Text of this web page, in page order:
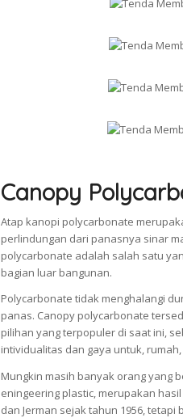
Canopy
Atap kanopi polycarbonate
perlindungan dari panasnya sinar
polycarbonate adalah salah satu
bagian luar bangunan.
Polycarbonate tidak menghalangi
panas. Canopy polycarbonate
pilihan yang terpopuler di saat ini,
intividualitas dan gaya untuk,
Mungkin masih banyak orang yang
eningeering plastic, merupakan
dan Jerman sejak tahun 1956,